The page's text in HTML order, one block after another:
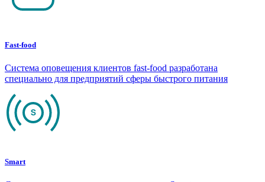
Fast-food
Система оповещения клиентов fast-food разработана
специально для предприятий сферы быстрого питания
Smart